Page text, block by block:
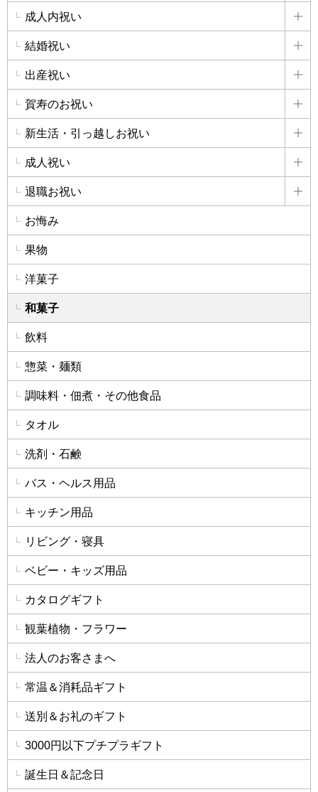
成人内祝い
詳
結婚祝い
詳
出産祝い
詳
賀寿のお祝い
詳
新生活・引っ越しお祝い
詳
成人祝い
詳
退職お祝い
詳
お悔み
果物
洋菓子
和菓子
飲料
惣菜・麺類
調味料・佃煮・その他食品
タオル
洗剤・石鹸
バス・ヘルス用品
キッチン用品
リビング・寝具
ベビー・キッズ用品
カタログギフト
観葉植物・フラワー
法人のお客さまへ
常温＆消耗品ギフト
送別＆お礼のギフト
3000円以下プチプラギフト
誕生日＆記念日